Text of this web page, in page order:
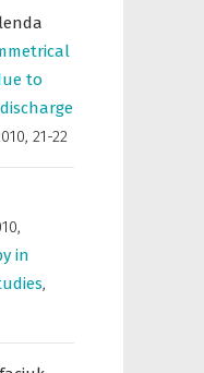
to
21-22
,
in
,